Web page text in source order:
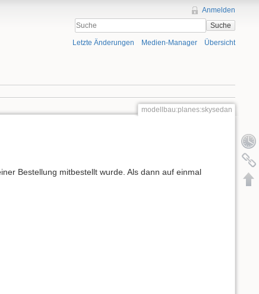
Anmelden
Suche
Letzte Änderungen Medien-Manager Übersicht
modellbau:planes:skysedan
Bestellung mitbestellt wurde. Als dann auf einmal